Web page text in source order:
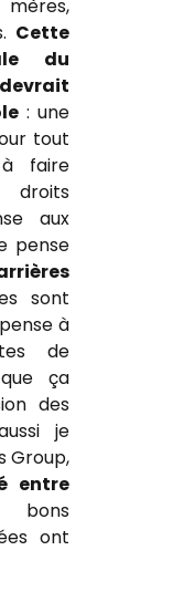
Cette
du
: une
tout
faire
aux
pense
sont
à
de
ça
des
je
Group,
entre
bons
ont